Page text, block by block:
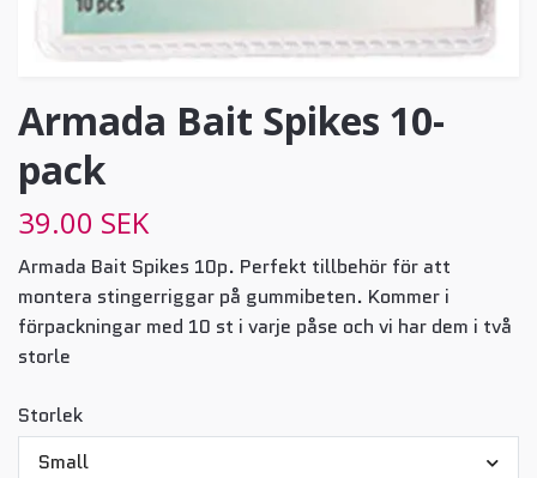
Armada Bait Spikes 10-
pack
39.00 SEK
Armada Bait Spikes 10p. Perfekt tillbehör för att
montera stingerriggar på gummibeten. Kommer i
förpackningar med 10 st i varje påse och vi har dem i två
storle
Storlek
Small